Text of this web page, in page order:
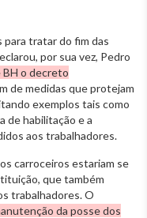
para tratar do fim das
por sua vez, Pedro
o decreto
de medidas que protejam
exemplos tais como
de habilitação e a
aos trabalhadores.
carroceiros estariam se
que também
trabalhadores. O
da posse dos